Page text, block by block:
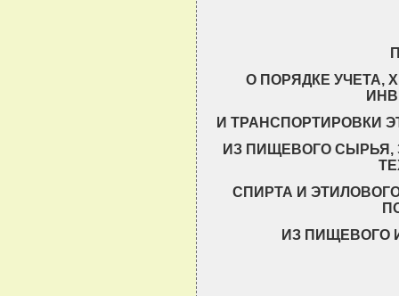
О ПОРЯДКЕ УЧЕТА,
И ТРАНСПОРТИРОВКИ
ИЗ ПИЩЕВОГО СЫРЬЯ,
СПИРТА И
ИЗ ПИЩЕВОГО